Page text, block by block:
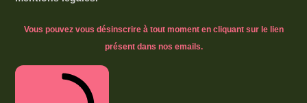
Vous pouvez vous désinscrire à tout moment en cliquant sur le lien
présent dans nos emails.